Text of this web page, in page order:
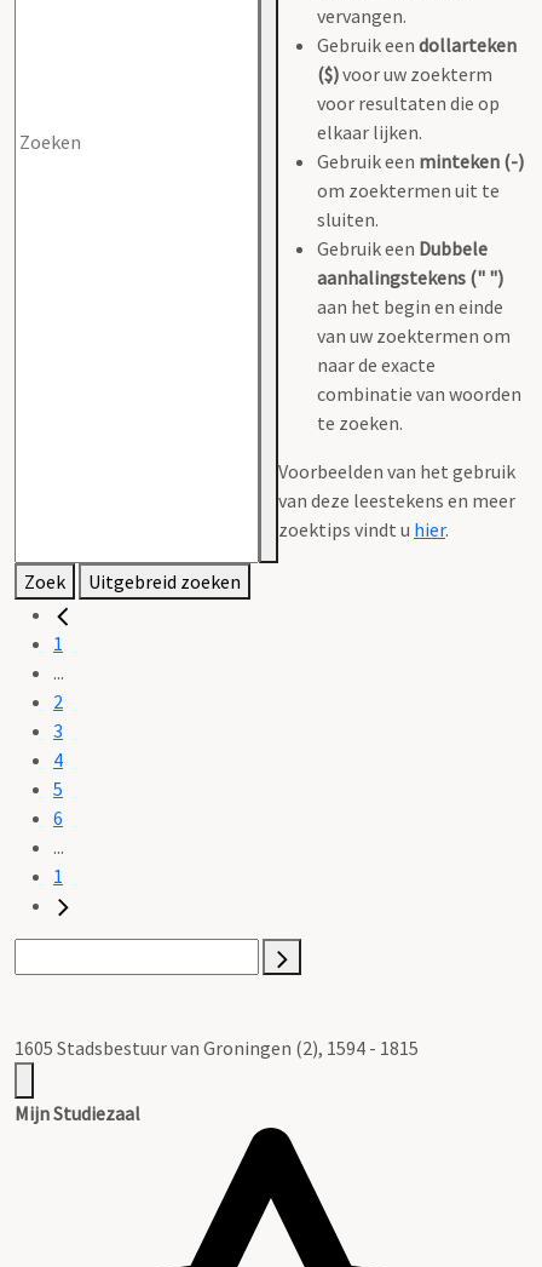
vervangen.
Gebruik een dollarteken
($)voor uw zoekterm
voor resultaten die op
elkaar lijken.
Gebruik een minteken (-)
om zoektermen uit te
sluiten.
Gebruik een Dubbele
aanhalingstekens (" ")
aan het begin en einde
van uw zoektermen om
naar de exacte
combinatie van woorden
te zoeken.
Voorbeelden van het gebruik
van deze leestekens en meer
zoektips vindt u hier.
Zoek Uitgebreid zoeken
1
...
2
3
4
5
6
...
1
1605 Stadsbestuur van Groningen (2), 1594 - 1815
Mijn Studiezaal